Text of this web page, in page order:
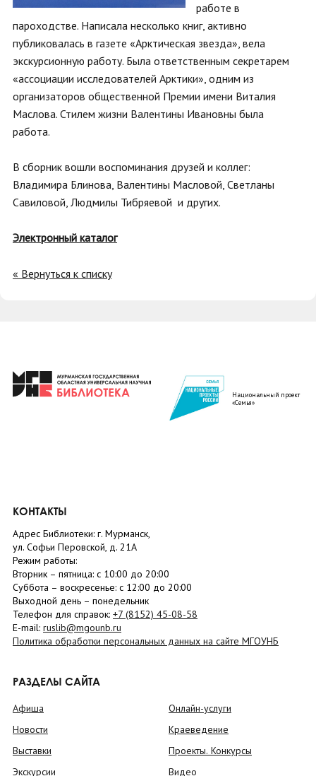
работе в
пароходстве. Написала несколько книг, активно
публиковалась в газете «Арктическая звезда», вела
экскурсионную работу. Была ответственным секретарем
«ассоциации исследователей Арктики», одним из
организаторов общественной Премии имени Виталия
Маслова. Стилем жизни Валентины Ивановны была
работа.
В сборник вошли воспоминания друзей и коллег:
Владимира Блинова, Валентины Масловой, Светланы
Савиловой, Людмилы Тибряевой и других.
Электронный каталог
« Вернуться к списку
Национальный проект
«Семья»
КОНТАКТЫ
Адрес Библиотеки: г. Мурманск,
ул. Софьи Перовской, д. 21А
Режим работы:
Вторник – пятница: с 10:00 до 20:00
Суббота – воскресенье: c 12:00 до 20:00
Выходной день – понедельник
Телефон для справок: +7 (8152) 45-08-58
E-mail: ruslib@mgounb.ru
Политика обработки персональных данных на сайте МГОУНБ
РАЗДЕЛЫ САЙТА
Афиша
Новости
Выставки
Экскурсии
Онлайн-услуги
Краеведение
Проекты. Конкурсы
Видео